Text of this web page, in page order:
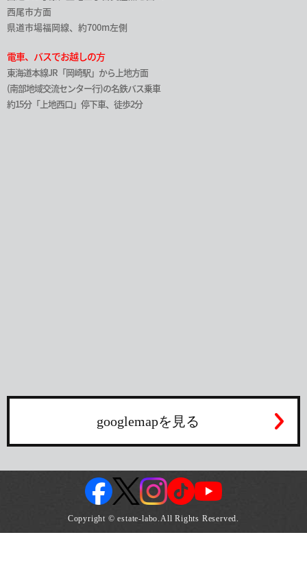
西尾市方面
県道市場福岡線、約700m左側
電車、バスでお越しの方
東海道本線JR「岡崎駅」から上地方面
(南部地域交流センター行)の名鉄バス乗車
約15分「上地西口」停下車、徒歩2分
googlemapを見る
Copyright © estate-labo.All Rights Reserved.